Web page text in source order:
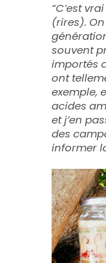
“C’est
(rires).
souvent
importés
ont
exemple,
acides
et j’en
des
informer